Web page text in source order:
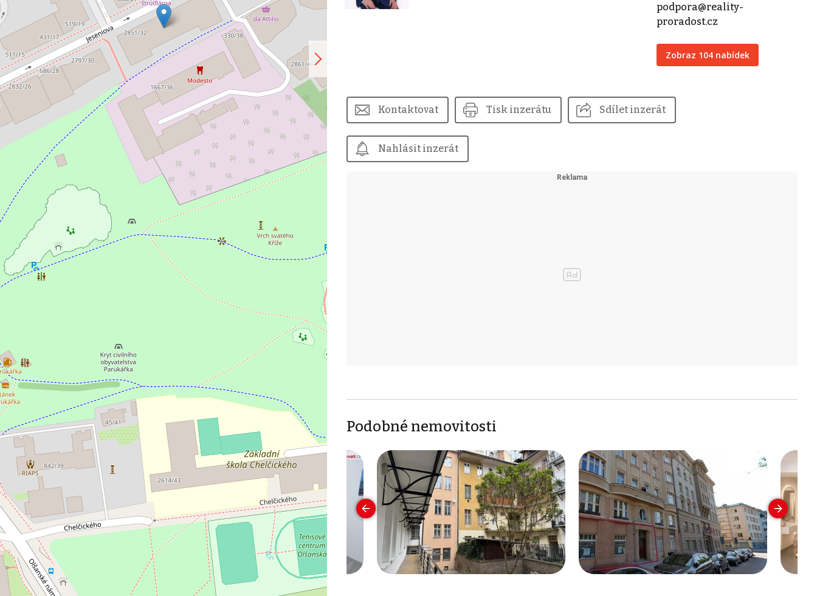
podpora@reality-
proradost.cz
Zobraz 104 nabídek
Kontaktovat Tisk inzerátu Sdílet inzerát
Nahlásit inzerát
Podobné nemovitosti